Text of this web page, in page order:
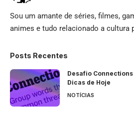
Sou um amante de séries, filmes,
animes e tudo relacionado a cultura
Posts Recentes
Desafio
Dicas de Hoje
NOTÍCIAS